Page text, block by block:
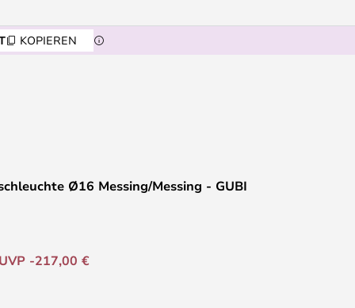
KOPIEREN
Ø16 Messing/Messing - GUBI
-217,00 €